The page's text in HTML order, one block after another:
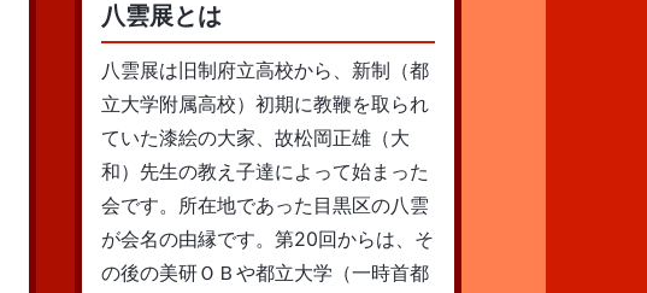
八雲展とは
八雲展は旧制府立高校から、新制（都
立大学附属高校）初期に教鞭を取られ
ていた漆絵の大家、故松岡正雄（大
和）先生の教え子達によって始まった
会です。所在地であった目黒区の八雲
が会名の由縁です。第20回からは、そ
の後の美研ＯＢや都立大学（一時首都